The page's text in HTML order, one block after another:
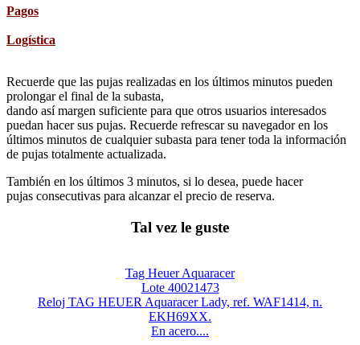
Pagos
Logística
Recuerde que las pujas realizadas en los últimos minutos pueden
prolongar el final de la subasta,
dando así margen suficiente para que otros usuarios interesados
puedan hacer sus pujas. Recuerde refrescar su navegador en los
últimos minutos de cualquier subasta para tener toda la información
de pujas totalmente actualizada.
También en los últimos 3 minutos, si lo desea, puede hacer
pujas consecutivas para alcanzar el precio de reserva.
Tal vez le guste
Tag Heuer Aquaracer
Lote 40021473
Reloj TAG HEUER Aquaracer Lady, ref. WAF1414, n.
EKH69XX.
En acero....